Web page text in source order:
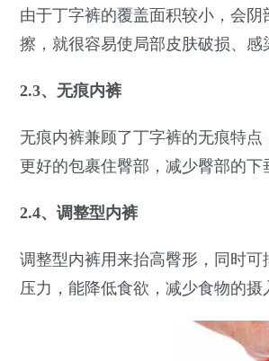
由于丁字裤的覆盖面积较小，会
擦，就很容易使局部皮肤破损、
2.3、无痕内裤
无痕内裤兼顾了丁字裤的无痕特
更好的包裹住臀部，减少臀部的
2.4、调整型内裤
调整型内裤用来抬高臀形，同时
压力，能降低食欲，减少食物的摄